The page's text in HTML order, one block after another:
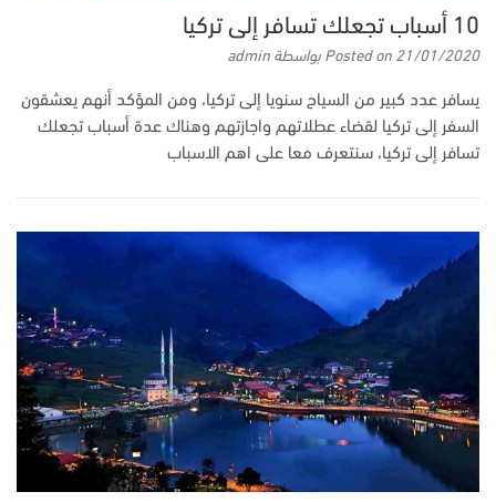
10 أسباب تجعلك تسافر إلى تركيا
Posted on21/01/2020 بواسطةadmin
يسافر عدد كبير من السياح سنويا إلى تركيا، ومن المؤكد أنهم يعشقون
السفر إلى تركيا لقضاء عطلاتهم واجازتهم وهناك عدة أسباب تجعلك
تسافر إلى تركيا، سنتعرف معا على اهم الاسباب